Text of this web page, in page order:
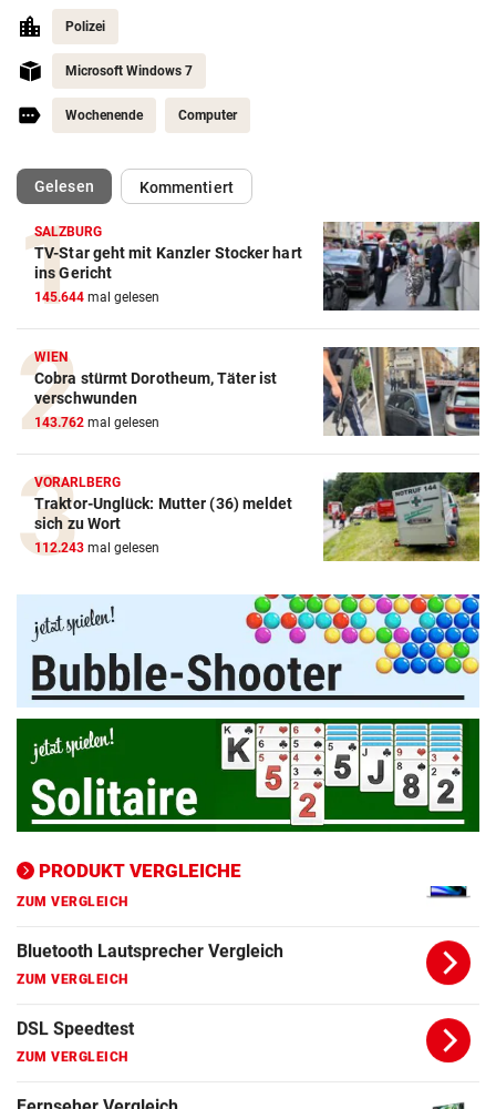
Polizei
Microsoft Windows 7
Wochenende Computer
Gelesen(ausgewählt)Kommentiert
SALZBURG
TV-Star geht mit Kanzler Stocker hart
ins Gericht
145.644 mal gelesen
WIEN
Cobra stürmt Dorotheum, Täter ist
verschwunden
143.762 mal gelesen
VORARLBERG
Traktor-Unglück: Mutter (36) meldet
sich zu Wort
112.243 mal gelesen
PRODUKT VERGLEICHE
Amazon-Kindle Vergleich
ZUM VERGLEICH
Apple-iPad Vergleich
ZUM VERGLEICH
Apple-iPhone Vergleich
ZUM VERGLEICH
Apple Macbook Vergleich
ZUM VERGLEICH
Bluetooth Lautsprecher Vergleich
ZUM VERGLEICH
DSL Speedtest
Fernseher Vergleich
Fritz Repeater Vergleich